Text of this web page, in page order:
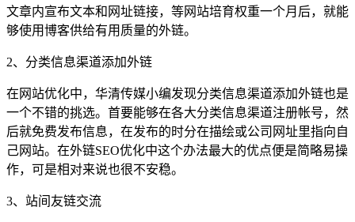
文章内宣布文本和网址链接，等网站培育权重一个月后，就能
够使用博客供给有用质量的外链。
2、分类信息渠道添加外链
在网站优化中，华清传媒小编发现分类信息渠道添加外链也是
一个不错的挑选。首要能够在各大分类信息渠道注册帐号，然
后就免费发布信息，在发布的时分在描绘或公司网址里指向自
己网站。在外链SEO优化中这个办法最大的优点便是简略易操
作，可是相对来说也很不安稳。
3、站间友链交流